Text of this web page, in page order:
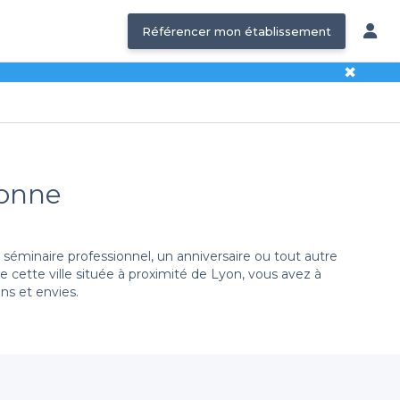
Référencer mon établissement
✖
professionnel, un anniversaire ou tout autre
cette ville située à proximité de Lyon, vous avez à
et envies.
proposons une sélection variée d'établissements,
réservation est simplifiée grâce à notre plateforme